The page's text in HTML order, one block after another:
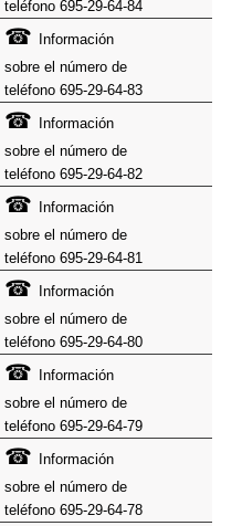
teléfono 695-29-64-84
☎ Información
sobre el número de
teléfono 695-29-64-83
☎ Información
sobre el número de
teléfono 695-29-64-82
☎ Información
sobre el número de
teléfono 695-29-64-81
☎ Información
sobre el número de
teléfono 695-29-64-80
☎ Información
sobre el número de
teléfono 695-29-64-79
☎ Información
sobre el número de
teléfono 695-29-64-78